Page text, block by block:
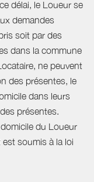
délai, le Loueur se
demandes
soit par des
dans la commune
ne peuvent
des présentes, le
dans leurs
présentes.
du Loueur
soumis à la loi